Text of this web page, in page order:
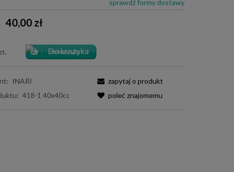
sprawdź formy dostawy
40,00 zł
INARI
418-1 40x40cc
zapytaj o produkt
poleć znajomemu